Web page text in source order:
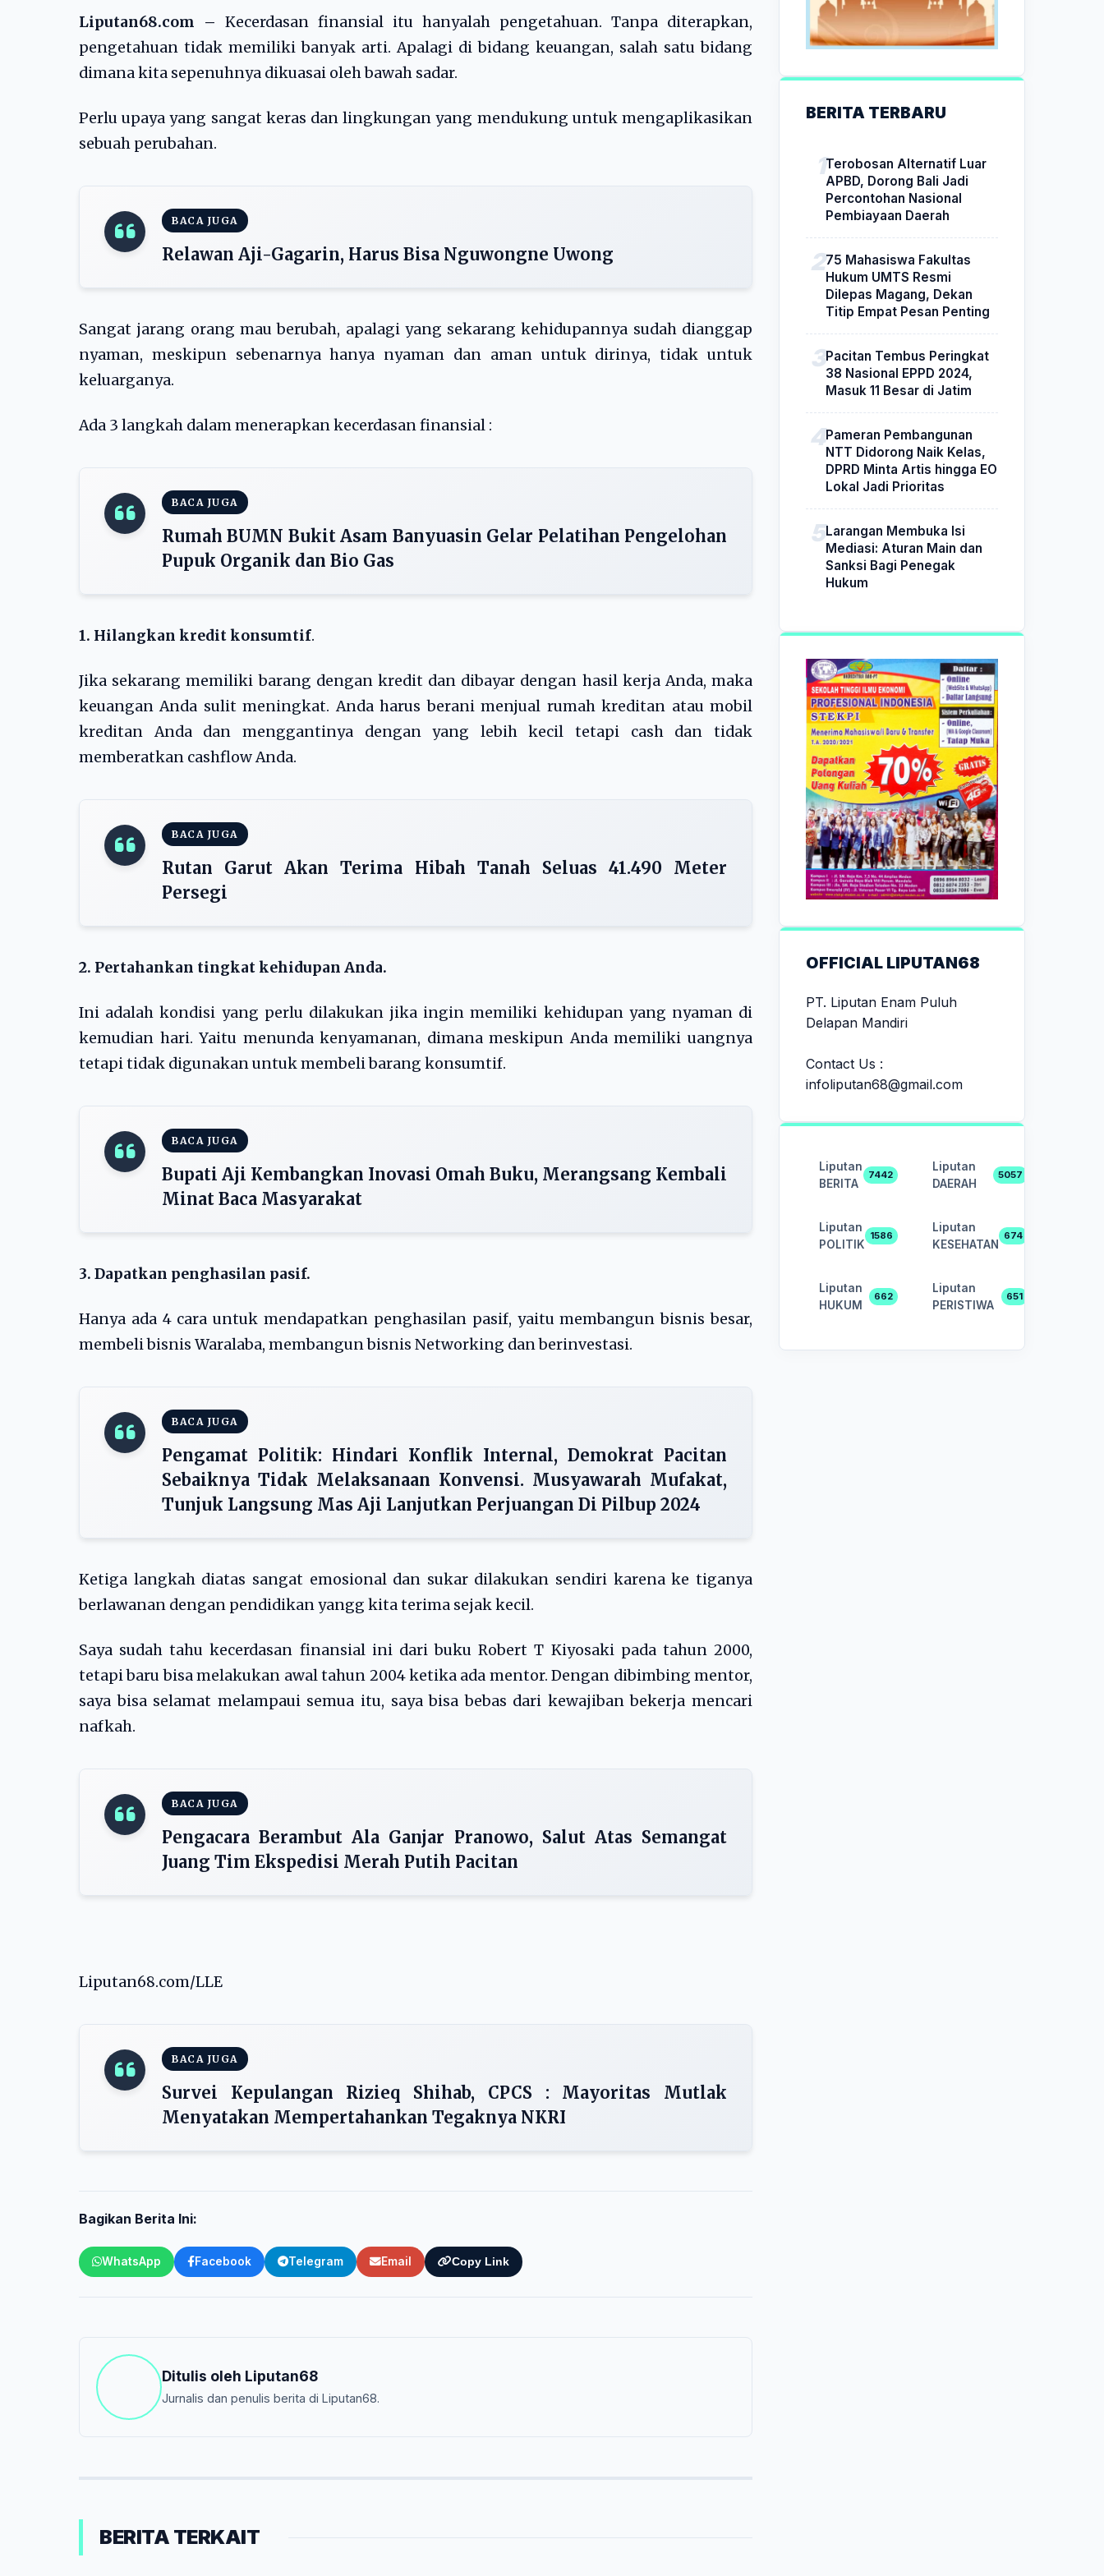
Liputan68.com – Kecerdasan finansial itu hanyalah pengetahuan. Tanpa diterapkan,
pengetahuan tidak memiliki banyak arti. Apalagi di bidang keuangan, salah satu bidang
dimana kita sepenuhnya dikuasai oleh bawah sadar.
Perlu upaya yang sangat keras dan lingkungan yang mendukung untuk mengaplikasikan
sebuah perubahan.
BACA JUGA
Relawan Aji-Gagarin, Harus Bisa Nguwongne Uwong
Sangat jarang orang mau berubah, apalagi yang sekarang kehidupannya sudah dianggap
nyaman, meskipun sebenarnya hanya nyaman dan aman untuk dirinya, tidak untuk
keluarganya.
Ada 3 langkah dalam menerapkan kecerdasan finansial :
BACA JUGA
Rumah BUMN Bukit Asam Banyuasin Gelar Pelatihan Pengelohan
Pupuk Organik dan Bio Gas
1. Hilangkan kredit konsumtif.
Jika sekarang memiliki barang dengan kredit dan dibayar dengan hasil kerja Anda, maka
keuangan Anda sulit meningkat. Anda harus berani menjual rumah kreditan atau mobil
kreditan Anda dan menggantinya dengan yang lebih kecil tetapi cash dan tidak
memberatkan cashflow Anda.
BACA JUGA
Rutan Garut Akan Terima Hibah Tanah Seluas 41.490 Meter
Persegi
2. Pertahankan tingkat kehidupan Anda.
Ini adalah kondisi yang perlu dilakukan jika ingin memiliki kehidupan yang nyaman di
kemudian hari. Yaitu menunda kenyamanan, dimana meskipun Anda memiliki uangnya
tetapi tidak digunakan untuk membeli barang konsumtif.
BACA JUGA
Bupati Aji Kembangkan Inovasi Omah Buku, Merangsang Kembali
Minat Baca Masyarakat
3. Dapatkan penghasilan pasif.
Hanya ada 4 cara untuk mendapatkan penghasilan pasif, yaitu membangun bisnis besar,
membeli bisnis Waralaba, membangun bisnis Networking dan berinvestasi.
BACA JUGA
Pengamat Politik: Hindari Konflik Internal, Demokrat Pacitan
Sebaiknya Tidak Melaksanaan Konvensi. Musyawarah Mufakat,
Tunjuk Langsung Mas Aji Lanjutkan Perjuangan Di Pilbup 2024
Ketiga langkah diatas sangat emosional dan sukar dilakukan sendiri karena ke tiganya
berlawanan dengan pendidikan yangg kita terima sejak kecil.
Saya sudah tahu kecerdasan finansial ini dari buku Robert T Kiyosaki pada tahun 2000,
tetapi baru bisa melakukan awal tahun 2004 ketika ada mentor. Dengan dibimbing mentor,
saya bisa selamat melampaui semua itu, saya bisa bebas dari kewajiban bekerja mencari
nafkah.
BACA JUGA
Pengacara Berambut Ala Ganjar Pranowo, Salut Atas Semangat
Juang Tim Ekspedisi Merah Putih Pacitan
Liputan68.com/LLE
BACA JUGA
Survei Kepulangan Rizieq Shihab, CPCS : Mayoritas Mutlak
Menyatakan Mempertahankan Tegaknya NKRI
Bagikan Berita Ini:
WhatsApp Facebook Telegram Email Copy Link
Ditulis oleh Liputan68
Jurnalis dan penulis berita di Liputan68.
BERITA TERKAIT
BERITA TERBARU
Terobosan Alternatif Luar
APBD, Dorong Bali Jadi
Percontohan Nasional
Pembiayaan Daerah
75 Mahasiswa Fakultas
Hukum UMTS Resmi
Dilepas Magang, Dekan
Titip Empat Pesan Penting
Pacitan Tembus Peringkat
38 Nasional EPPD 2024,
Masuk 11 Besar di Jatim
Pameran Pembangunan
NTT Didorong Naik Kelas,
DPRD Minta Artis hingga EO
Lokal Jadi Prioritas
Larangan Membuka Isi
Mediasi: Aturan Main dan
Sanksi Bagi Penegak
Hukum
OFFICIAL LIPUTAN68
PT. Liputan Enam Puluh
Delapan Mandiri
Contact Us :
infoliputan68@gmail.com
Liputan
BERITA
7442
Liputan
DAERAH
5057
Liputan
POLITIK
1586
Liputan
KESEHATAN
674
Liputan
HUKUM
662
Liputan
PERISTIWA
651